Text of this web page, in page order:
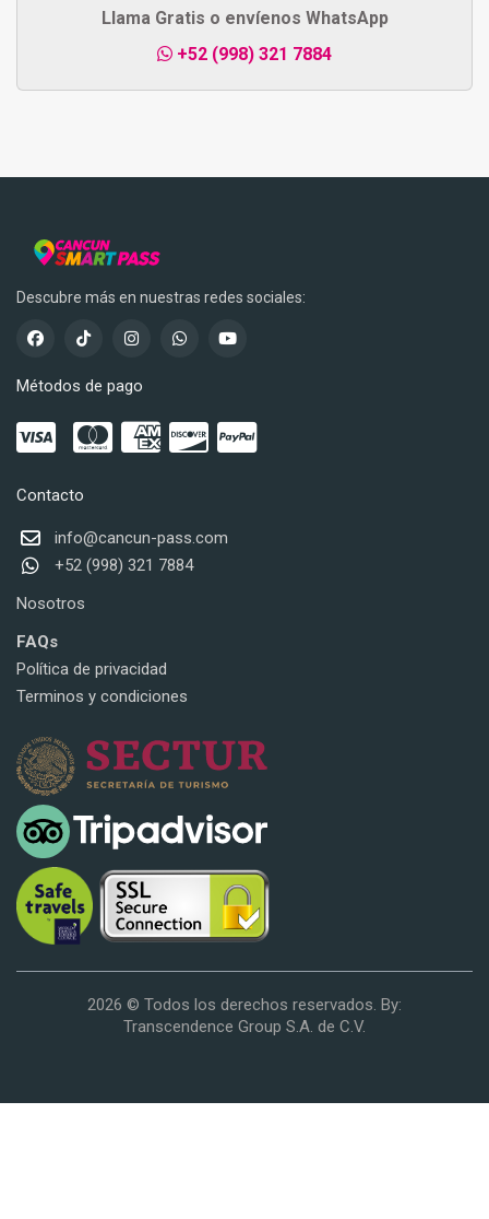
Llama Gratis o envíenos WhatsApp
+52 (998) 321 7884
Descubre más en nuestras redes sociales:
Métodos de pago
Contacto
info@cancun-pass.com
+52 (998) 321 7884
Nosotros
FAQs
Política de privacidad
Terminos y condiciones
2026 © Todos los derechos reservados. By:
Transcendence Group S.A. de C.V.